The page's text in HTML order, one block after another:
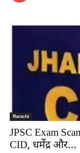
Ranchi
JPSC Exam
CID, धर्मेंद्र और...